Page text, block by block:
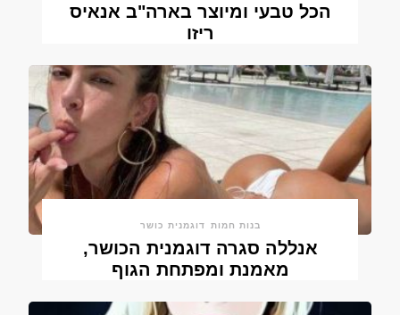
הכל טבעי ומיוצר בארה"ב אנאיס
ריזו
בנות חמות דוגמנית כושר
אנללה סגרה דוגמנית הכושר,
מאמנת ומפתחת הגוף